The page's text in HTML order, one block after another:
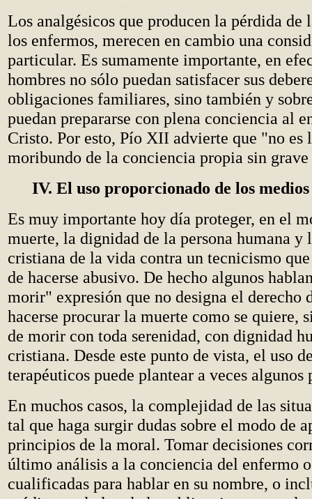
Los analgésicos que producen la pérdida de
los enfermos, merecen en cambio una
particular. Es sumamente importante, en
hombres no sólo puedan satisfacer sus
obligaciones familiares, sino también y
puedan prepararse con plena conciencia al
Cristo. Por esto, Pío XII advierte que "no
moribundo de la conciencia propia sin
IV. El uso proporcionado de los
Es muy importante hoy día proteger, en el
muerte, la dignidad de la persona humana y
cristiana de la vida contra un tecnicismo
de hacerse abusivo. De hecho algunos
morir" expresión que no designa el derecho
hacerse procurar la muerte como se quiere,
de morir con toda serenidad, con dignidad
cristiana. Desde este punto de vista, el uso
terapéuticos puede plantear a veces algunos
En muchos casos, la complejidad de las
tal que haga surgir dudas sobre el modo de
principios de la moral. Tomar decisiones
último análisis a la conciencia del enfermo o
cualificadas para hablar en su nombre, o